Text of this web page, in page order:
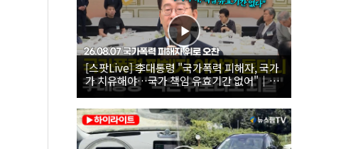
[스팟Live] 李대통령 "국가폭력 피해자, 국가
가 치유해야…국가 책임 유효기간 없어"｜
26.08.07 국가폭력 피해자 위로 오찬